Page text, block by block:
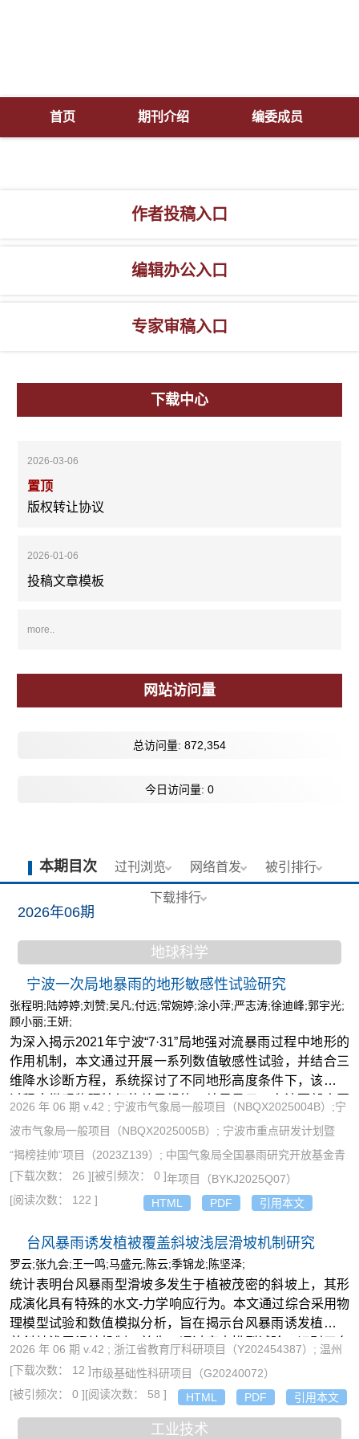
首页 期刊介绍 编委成员
作者投稿入口
编辑办公入口
专家审稿入口
下载中心
2026-03-06
置顶
版权转让协议
2026-01-06
投稿文章模板
more..
网站访问量
总访问量: 872,354
今日访问量: 0
本期目次 过刊浏览 网络首发 被引排行
下载排行
2026年06期
地球科学
宁波一次局地暴雨的地形敏感性试验研究
张程明;陆婷婷;刘赞;吴凡;付远;常婉婷;涂小萍;严志涛;徐迪峰;郭宇光;
顾小丽;王妍;
为深入揭示2021年宁波“7·31”局地强对流暴雨过程中地形的
作用机制，本文通过开展一系列数值敏感性试验，并结合三
维降水诊断方程，系统探讨了不同地形高度条件下，该暴雨
过程宏微观物理特征的差异规律。结果显示：宁波西部山区
面温度降幅显著增大，同时较高地形对回波南移的阻挡作用
也更为明显；水汽相关过程的各项物理量随地形高度增加而
同步增大，云相关过程的变率则呈现更复杂的特征；在上升
运动主导下，不同地形高度的数值试验中各水凝物含量差异
显著，云滴与雨滴的量值变化趋势与降水强度变化一致，霰
粒子含量最高且其值与地形高度呈正相关，云冰含量的变化
则相对平缓。本研究成果为复杂下垫面背景下宁波地区局地
强对流暴雨的精细化预报提供了关键的物理支撑。
2026 年 06 期 v.42 ; 宁波市气象局一般项目（NBQX2025004B）;宁
波市气象局一般项目（NBQX2025005B）; 宁波市重点研发计划暨
“揭榜挂帅”项目（2023Z139）; 中国气象局全国暴雨研究开放基金青
年项目（BYKJ2025Q07）
[下载次数： 26 ][被引频次： 0 ]
[阅读次数： 122 ]
HTML PDF 引用本文
台风暴雨诱发植被覆盖斜坡浅层滑坡机制研究
罗云;张九会;王一鸣;马盛元;陈云;季锦龙;陈坚泽;
统计表明台风暴雨型滑坡多发生于植被茂密的斜坡上，其形
成演化具有特殊的水文-力学响应行为。本文通过综合采用物
理模型试验和数值模拟分析，旨在揭示台风暴雨诱发植被覆
盖斜坡浅层滑坡机制。首先，通过室内模型试验，识别了台
风荷载作用下斜坡表部形成的张拉、鼓胀与剪切3类裂缝及
其演化规律；重点对比了往返风荷载与单向风荷载的作用差
异，发现往返荷载使裂缝萌生更早、扩展更具突变性（单级
荷载裂缝面积最高增约5倍），导致植被更早失稳倾倒。其
2026 年 06 期 v.42 ; 浙江省教育厅科研项目（Y202454387）; 温州
市级基础性科研项目（G20240072）
[下载次数： 12 ]
[被引频次： 0 ][阅读次数： 58 ] HTML PDF 引用本文
工业技术